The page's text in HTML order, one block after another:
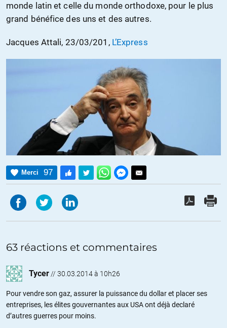
monde latin et celle du monde orthodoxe, pour le plus
grand bénéfice des uns et des autres.
Jacques Attali, 23/03/201, L’Express
Merci 97
63 réactions et commentaires
Tycer // 30.03.2014 à 10h26
Pour vendre son gaz, assurer la puissance du dollar et placer ses
entreprises, les élites gouvernantes aux USA ont déjà declaré
d’autres guerres pour moins.